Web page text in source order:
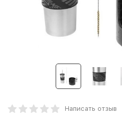
Написать отзыв